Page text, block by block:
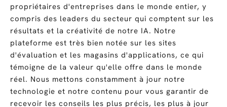
propriétaires d'entreprises dans le monde entier, y
compris des leaders du secteur qui comptent sur les
résultats et la créativité de notre IA. Notre
plateforme est très bien notée sur les sites
d'évaluation et les magasins d'applications, ce qui
témoigne de la valeur qu'elle offre dans le monde
réel. Nous mettons constamment à jour notre
technologie et notre contenu pour vous garantir de
recevoir les conseils les plus précis, les plus à jour